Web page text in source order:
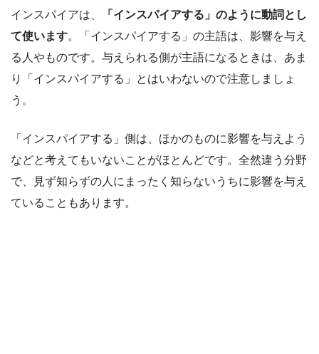
インスパイアは、
「インスパイアする」のように動詞とし
て使います。「インスパイアする」の主語は、影響を与え
る人やものです。与えられる側が主語になるときは、あま
り「インスパイアする」とはいわないので注意しましょ
う。
「インスパイアする」側は、ほかのものに影響を与えよう
などと考えてもいないことがほとんどです。全然違う分野
で、見ず知らずの人にまったく知らないうちに影響を与え
ていることもあります。